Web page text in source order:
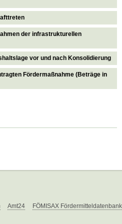
der infrastrukturellen
vor und nach Konsolidierung
Fördermaßnahme (Beträge in
Amt24 FÖMISAX Fördermitteldatenbank